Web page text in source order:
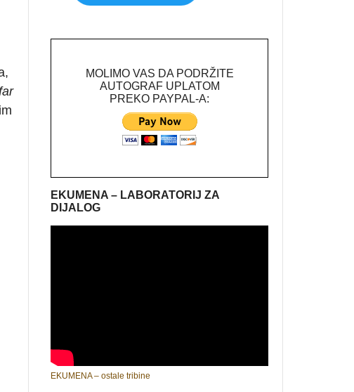
MOLIMO VAS DA PODRŽITE
AUTOGRAF UPLATOM
PREKO PAYPAL-A:
EKUMENA – LABORATORIJ ZA
DIJALOG
EKUMENA – ostale tribine